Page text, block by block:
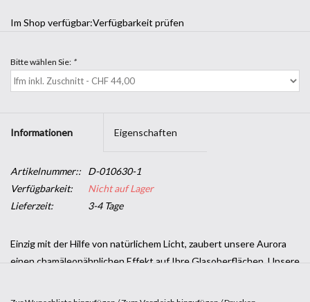
Im Shop verfügbar:Verfügbarkeit prüfen
Bitte wählen Sie: *
Informationen Eigenschaften
Artikelnummer::
D-010630-1
Verfügbarkeit:
Nicht auf Lager
Lieferzeit:
3-4 Tage
Einzig mit der Hilfe von natürlichem Licht, zaubert unsere Aurora
einen chamäleonähnlichen Effekt auf Ihre Glasoberflächen. Unsere